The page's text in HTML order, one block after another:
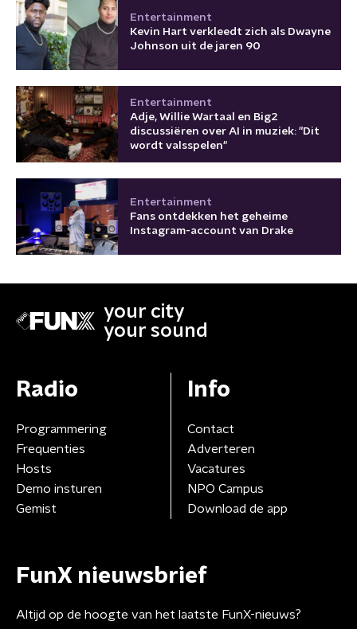
Entertainment
Kevin Hart verkleedt zich als Dwayne
Johnson uit de jaren 90
Entertainment
Adje, Willie Wartaal en Big2
discussiëren over AI in muziek: "Dit
wordt valsspelen"
Entertainment
Fans ontdekken het geheime
Instagram-account van Drake
your city
your sound
Radio
Programmering
Frequenties
Hosts
Demo insturen
Gemist
Info
Contact
Adverteren
Vacatures
NPO Campus
Download de app
FunX nieuwsbrief
Altijd op de hoogte van het laatste FunX-nieuws?